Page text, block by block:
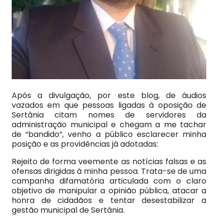
Após a divulgação, por este blog, de áudios
vazados em que pessoas ligadas à oposição de
Sertânia citam nomes de servidores da
administração municipal e chegam a me tachar
de “bandido”, venho a público esclarecer minha
posição e as providências já adotadas:
Rejeito de forma veemente as notícias falsas e as
ofensas dirigidas à minha pessoa. Trata-se de uma
campanha difamatória articulada com o claro
objetivo de manipular a opinião pública, atacar a
honra de cidadãos e tentar desestabilizar a
gestão municipal de Sertânia.